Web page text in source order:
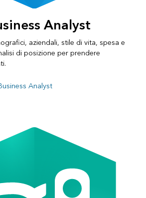
Analyst
aziendali, stile di vita, spesa e
di posizione per prendere
Analyst